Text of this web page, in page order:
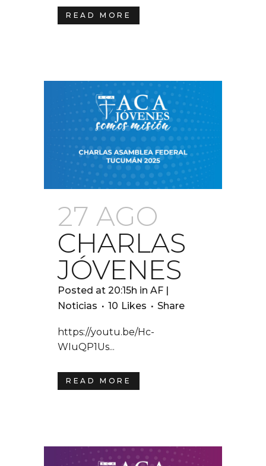
READ MORE
27 AGO
CHARLAS
JÓVENES
Posted at 20:15h in AF |
Noticias
10 Likes Share
https://youtu.be/Hc-
WIuQP1Us...
READ MORE